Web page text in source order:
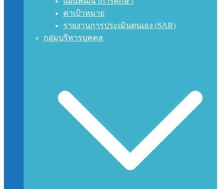
ค่าเป้าหมาย
รายงานการประเมินตนเอง (SAR)
กลุ่มบริหารบุคคล